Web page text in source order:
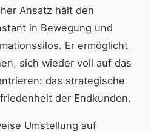
Ansatz hält den
in Bewegung und
Er ermöglicht
sich wieder voll auf das
das strategische
der Endkunden.
Umstellung auf